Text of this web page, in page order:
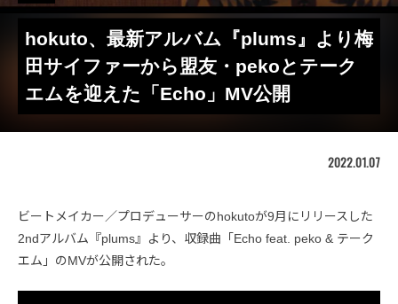
hokuto、最新アルバム『plums』より梅
田サイファーから盟友・pekoとテーク
エムを迎えた「Echo」MV公開
2022.01.07
ビートメイカー／プロデューサーのhokutoが9月にリリースした
2ndアルバム『plums』より、収録曲「Echo feat. peko & テーク
エム」のMVが公開された。